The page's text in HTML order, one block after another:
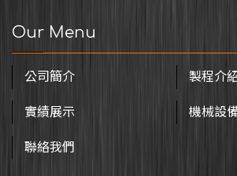
Our Menu
公司簡介 製程介
實績展示 機械設
聯絡我們